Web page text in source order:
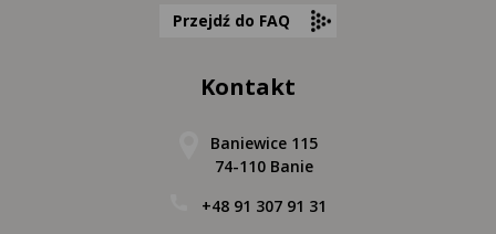
Przejdź do FAQ
Kontakt
Baniewice 115
74-110 Banie
+48 91 307 91 31